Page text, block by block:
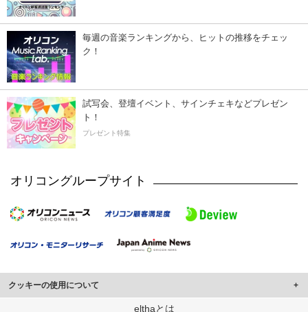
毎週の音楽ランキングから、ヒットの推移をチェッ
ク！
試写会、登壇イベント、サインチェキなどプレゼン
ト！
プレゼント特集
オリコングループサイト
クッキーの使用について
このサイトでは Cookie を使用して、ユーザーに合わせたコンテンツや広告の
elthaとは